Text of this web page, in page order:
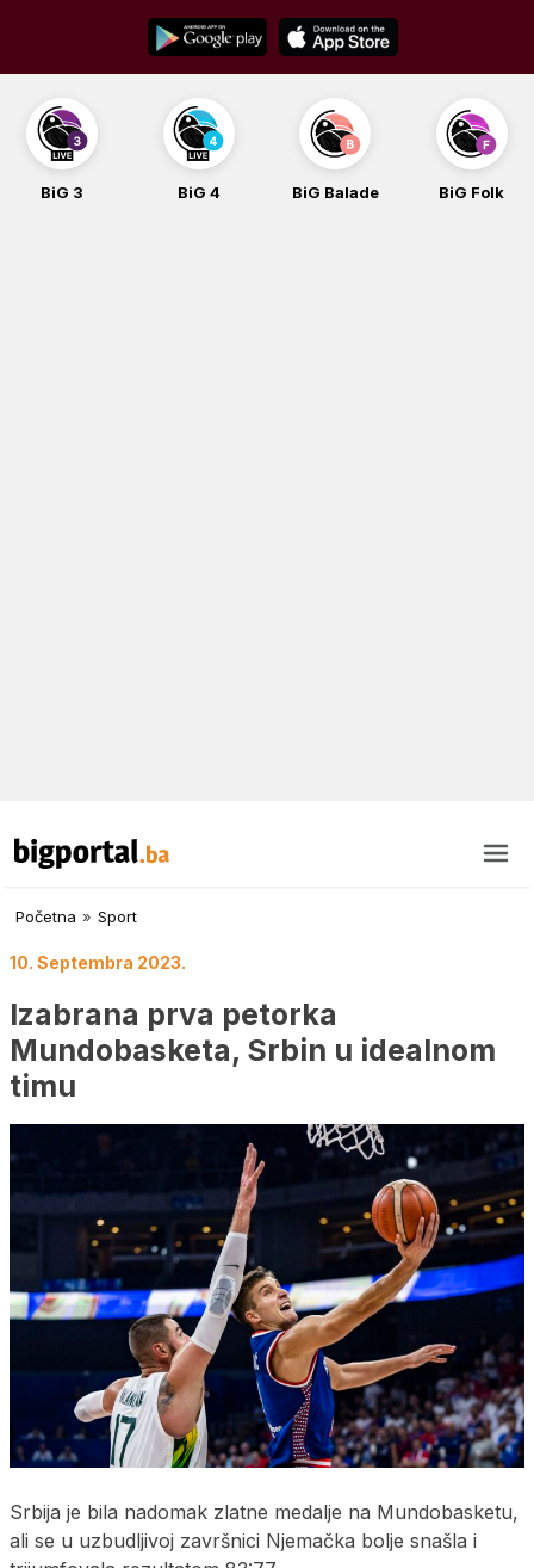
content
BiG 3 BiG 4 BiG Balade BiG Folk
Početna » Sport
10. Septembra 2023.
Izabrana prva petorka
Mundobasketa, Srbin u idealnom
timu
Srbija je bila nadomak zlatne medalje na Mundobasketu,
ali se u uzbudljivoj završnici Njemačka bolje snašla i